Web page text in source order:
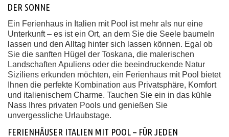
DER SONNE
Ein Ferienhaus in Italien mit Pool ist mehr als nur eine
Unterkunft – es ist ein Ort, an dem Sie die Seele baumeln
lassen und den Alltag hinter sich lassen können. Egal ob
Sie die sanften Hügel der Toskana, die malerischen
Landschaften Apuliens oder die beeindruckende Natur
Siziliens erkunden möchten, ein Ferienhaus mit Pool bietet
Ihnen die perfekte Kombination aus Privatsphäre, Komfort
und italienischem Charme. Tauchen Sie ein in das kühle
Nass Ihres privaten Pools und genießen Sie
unvergessliche Urlaubstage.
FERIENHÄUSER ITALIEN MIT POOL – FÜR JEDEN